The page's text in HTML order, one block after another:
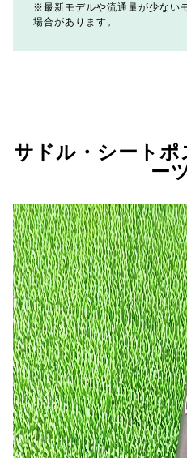
最新モデルや流通量が少ない
場合があります。
サドル・シート
ー